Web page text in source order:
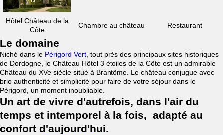
Hôtel Château de la
Côte
Chambre au château Restaurant
Le domaine
Niché dans le Périgord Vert , tout près des principaux sites historiques
de Dordogne, le Château Hôtel 3 étoiles de la Côte est un admirable
Château du XVe siècle situé à Brantôme. Le château conjugue avec
brio authenticité et simplicité pour faire de votre séjour dans le
Périgord, un moment inoubliable.
Un art de vivre d'autrefois, dans l'air du
temps et intemporel à la fois, adapté au
confort d'aujourd'hui.